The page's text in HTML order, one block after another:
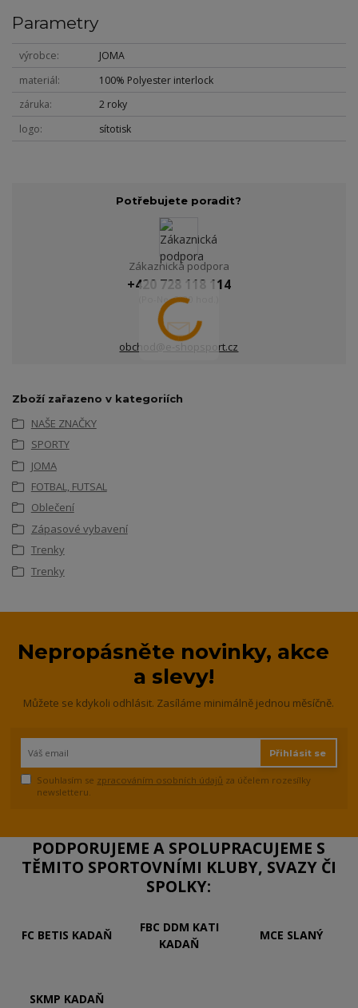
Parametry
výrobce
JOMA
materiál
100% Polyester interlock
záruka
2 roky
logo
sítotisk
Potřebujete poradit?
Zákaznická podpora
+420 728 118 114
(Po-Ne, 9-20 hod.)
obchod@e-shopsport.cz
Zboží zařazeno v kategoriích
NAŠE ZNAČKY
SPORTY
JOMA
FOTBAL, FUTSAL
Oblečení
Zápasové vybavení
Trenky
Trenky
Nepropásněte novinky, akce
a slevy!
Můžete se kdykoli odhlásit. Zasíláme minimálně jednou měsíčně.
Přihlásit se
Souhlasím se zpracováním osobních údajů za účelem rozesílky
newsletteru.
PODPORUJEME A SPOLUPRACUJEME S
TĚMITO SPORTOVNÍMI KLUBY, SVAZY ČI
SPOLKY:
FC BETIS KADAŇ
FBC DDM KATI
KADAŇ
MCE SLANÝ
SKMP KADAŇ